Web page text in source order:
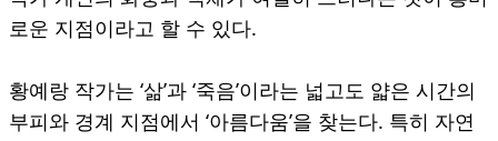
로운 지점이라고 할 수 있다.
황예랑 작가는 ‘삶’과 ‘죽음’이라는 넓고도 얇은 시간의
부피와 경계 지점에서 ‘아름다움’을 찾는다. 특히 자연